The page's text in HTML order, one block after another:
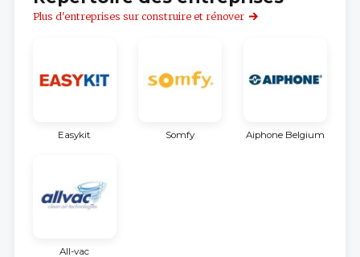
Plus d'entreprises sur construire et rénover
Easykit Somfy Aiphone Belgium
All-vac